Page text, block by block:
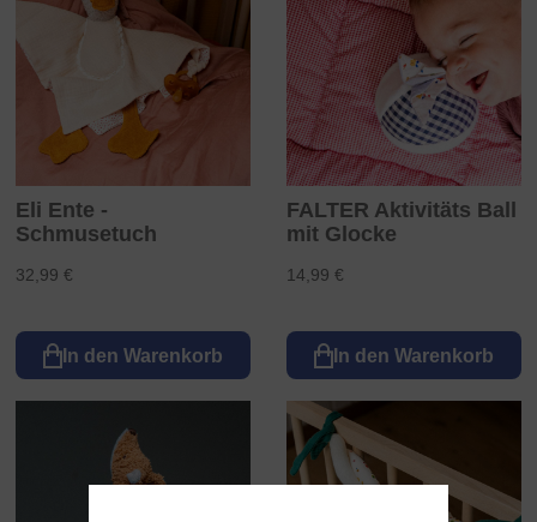
Eli Ente -
Schmusetuch
32,99 €
In den Warenkorb
FALTER Aktivitäts Ball
mit Glocke
14,99 €
In den Warenkorb